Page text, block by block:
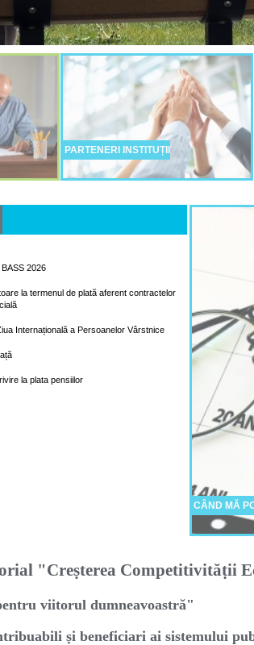
PARTENERI INSTITUȚII
2026
la termenul de plată aferent contractelor
Internațională a Persoanelor Vârstnice
la plata pensiilor
CÂND MĂ
"Creṣterea Competitivităṭii
viitorul dumneavoastră"
ṣi beneficiari ai sistemului